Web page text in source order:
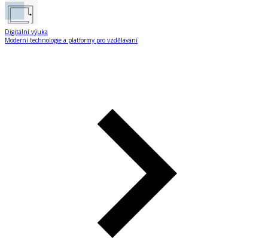
Digitální výuka
Moderní technologie a platformy pro vzdělávání